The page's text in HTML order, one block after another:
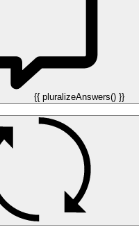
{{ pluralizeAnswers() }}